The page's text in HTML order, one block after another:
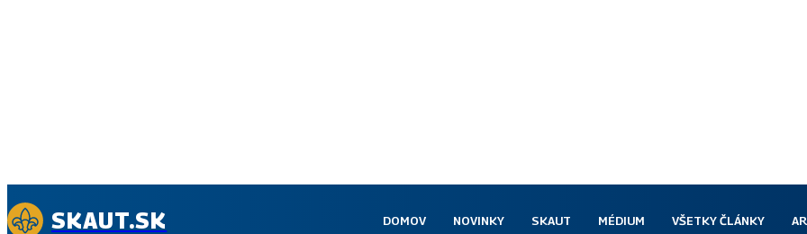
SKAUT.SK DOMOV NOVINKY SKAUT MÉDIUM VŠETKY ČLÁNKY